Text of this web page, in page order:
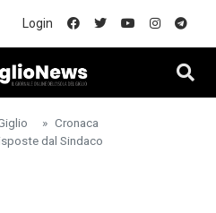
Login
Cronaca
dal Sindaco